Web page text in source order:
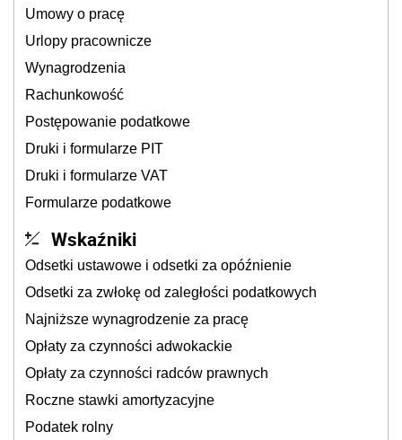
Umowy o pracę
Urlopy pracownicze
Wynagrodzenia
Rachunkowość
Postępowanie podatkowe
Druki i formularze PIT
Druki i formularze VAT
Formularze podatkowe
Wskaźniki
Odsetki ustawowe i odsetki za opóźnienie
Odsetki za zwłokę od zaległości podatkowych
Najniższe wynagrodzenie za pracę
Opłaty za czynności adwokackie
Opłaty za czynności radców prawnych
Roczne stawki amortyzacyjne
Podatek rolny